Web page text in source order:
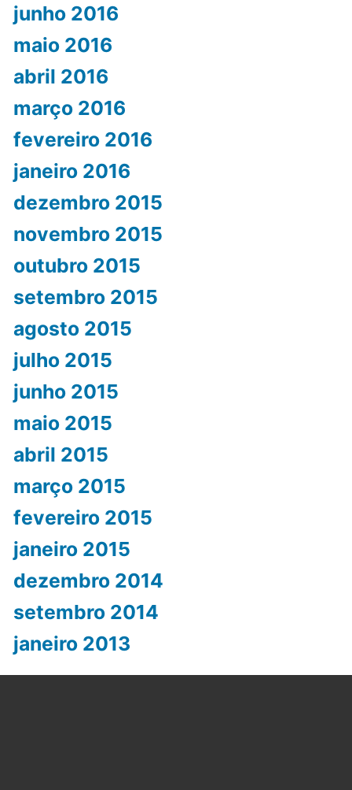
junho 2016
maio 2016
abril 2016
março 2016
fevereiro 2016
janeiro 2016
dezembro 2015
novembro 2015
outubro 2015
setembro 2015
agosto 2015
julho 2015
junho 2015
maio 2015
abril 2015
março 2015
fevereiro 2015
janeiro 2015
dezembro 2014
setembro 2014
janeiro 2013